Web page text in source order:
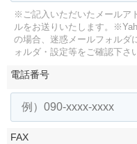
※ご記入いただいたメールア
ルをお送りいたします。
の場合、迷惑メールフォルダ
ォルダ・設定等をご確認下さ
電話番号
FAX